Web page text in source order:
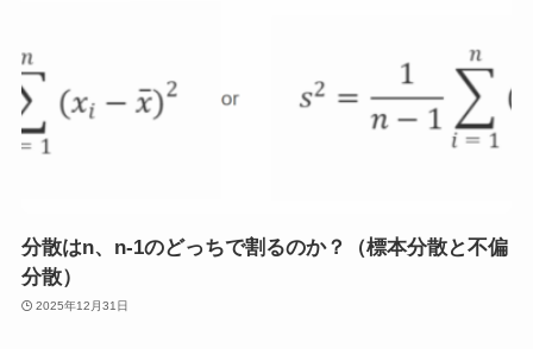
分散はn、n-1のどっちで割るのか？（標本分散と不偏
分散）
2025年12月31日